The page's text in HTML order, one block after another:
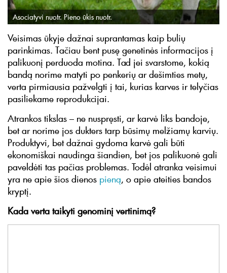
Asociatyvi nuotr. Pieno ūkis nuotr.
Veisimas ūkyje dažnai suprantamas kaip bulių
parinkimas. Tačiau bent pusę genetinės informacijos į
palikuonį perduoda motina. Tad jei svarstome, kokią
bandą norime matyti po penkerių ar dešimties metų,
verta pirmiausia pažvelgti į tai, kurias karves ir telyčias
pasiliekame reprodukcijai.
Atrankos tikslas – ne nuspręsti, ar karvė liks bandoje,
bet ar norime jos dukters tarp būsimų melžiamų karvių.
Produktyvi, bet dažnai gydoma karvė gali būti
ekonomiškai naudinga šiandien, bet jos palikuonė gali
paveldėti tas pačias problemas. Todėl atranka veisimui
yra ne apie šios dienos pieną, o apie ateities bandos
kryptį.
Kada verta taikyti genominį vertinimą?